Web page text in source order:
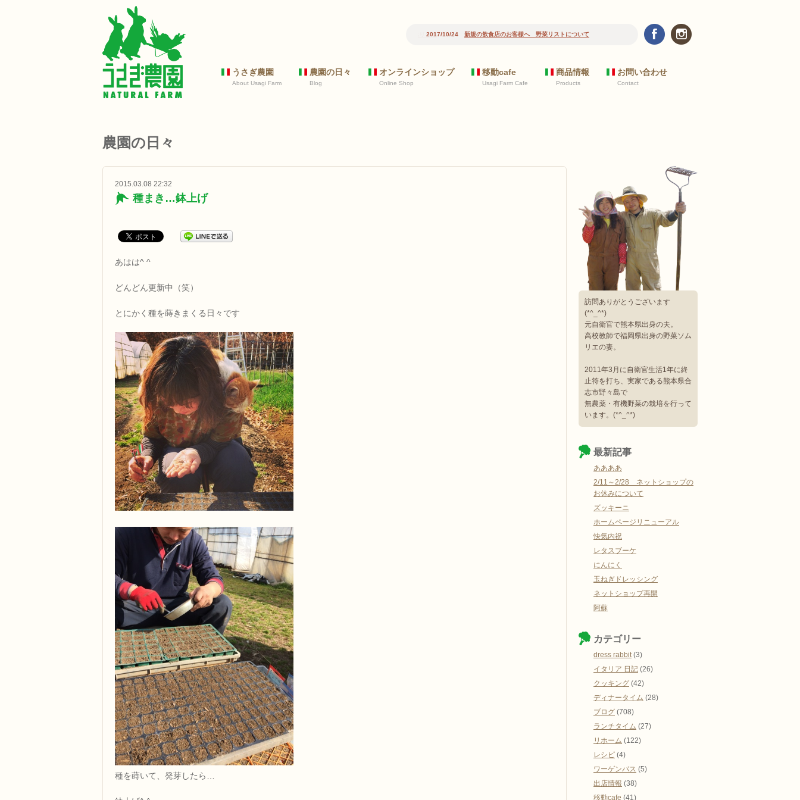
2017/10/24新規の飲食店のお客様へ 野菜リストについて
うさぎ農園
About Usagi Farm
農園の日々
Blog
オンラインショップ
Online Shop
移動cafe
Usagi Farm Cafe
商品情報
Products
お問い合わせ
Contact
農園の日々
2015.03.08 22:32
種まき…鉢上げ
あはは^ ^
どんどん更新中（笑）
とにかく種を蒔きまくる日々です
種を蒔いて、発芽したら…
訪問ありがとうございます
(*^_^*)
元自衛官で熊本県出身の夫。
高校教師で福岡県出身の野菜ソム
リエの妻。
2011年3月に自衛官生活1年に終
止符を打ち、実家である熊本県合
志市野々島で
無農薬・有機野菜の栽培を行って
います。(*^_^*)
最新記事
ああああ
2/11～2/28 ネットショップの
お休みについて
ズッキーニ
ホームページリニューアル
快気内祝
レタスブーケ
にんにく
玉ねぎドレッシング
ネットショップ再開
阿蘇
カテゴリー
dress rabbit(3)
イタリア 日記 (26)
クッキング (42)
ディナータイム (28)
ブログ (708)
ランチタイム (27)
リホーム (122)
レシピ (4)
ワーゲンバス (5)
出店情報 (38)
移動cafe (41)